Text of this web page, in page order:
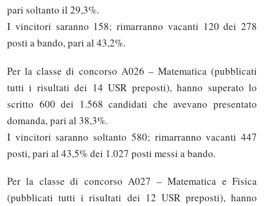
pari soltanto il 29,3%.
I vincitori saranno 158; rimarranno vacanti 120 dei 278
posti a bando, pari al 43,2%.
Per la classe di concorso A026 – Matematica (pubblicati
tutti i risultati dei 14 USR preposti), hanno superato lo
scritto 600 dei 1.568 candidati che avevano presentato
domanda, pari al 38,3%.
I vincitori saranno soltanto 580; rimarranno vacanti 447
posti, pari al 43,5% dei 1.027 posti messi a bando.
Per la classe di concorso A027 – Matematica e Fisica
(pubblicati tutti i risultati dei 12 USR preposti), hanno